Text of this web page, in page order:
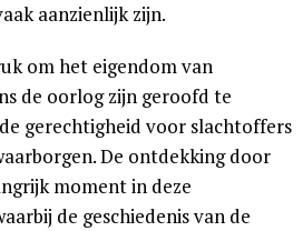
aanzienlijk zijn.
om het eigendom van
de oorlog zijn geroofd te
gerechtigheid voor slachtoffers
De ontdekking door
moment in deze
de geschiedenis van de